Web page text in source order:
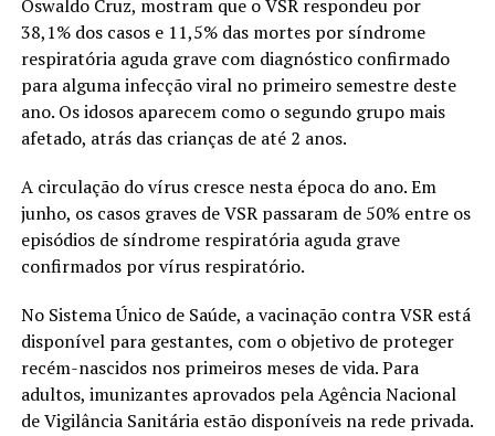
Oswaldo Cruz, mostram que o VSR respondeu por
38,1% dos casos e 11,5% das mortes por síndrome
respiratória aguda grave com diagnóstico confirmado
para alguma infecção viral no primeiro semestre deste
ano. Os idosos aparecem como o segundo grupo mais
afetado, atrás das crianças de até 2 anos.
A circulação do vírus cresce nesta época do ano. Em
junho, os casos graves de VSR passaram de 50% entre os
episódios de síndrome respiratória aguda grave
confirmados por vírus respiratório.
No Sistema Único de Saúde, a vacinação contra VSR está
disponível para gestantes, com o objetivo de proteger
recém-nascidos nos primeiros meses de vida. Para
adultos, imunizantes aprovados pela Agência Nacional
de Vigilância Sanitária estão disponíveis na rede privada.